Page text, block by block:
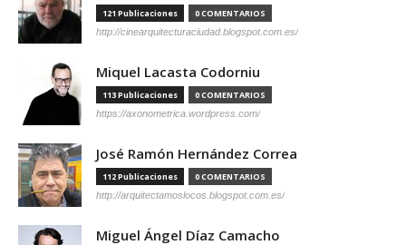
121 Publicaciones 0 COMENTARIOS
http://cinearquitecturaciudad.blogspot.com.es/
Miquel Lacasta Codorniu
113 Publicaciones 0 COMENTARIOS
https://axonometrica.wordpress.com/
José Ramón Hernández Correa
112 Publicaciones 0 COMENTARIOS
http://arquitectamoslocos.blogspot.com.es/
Miguel Ángel Díaz Camacho